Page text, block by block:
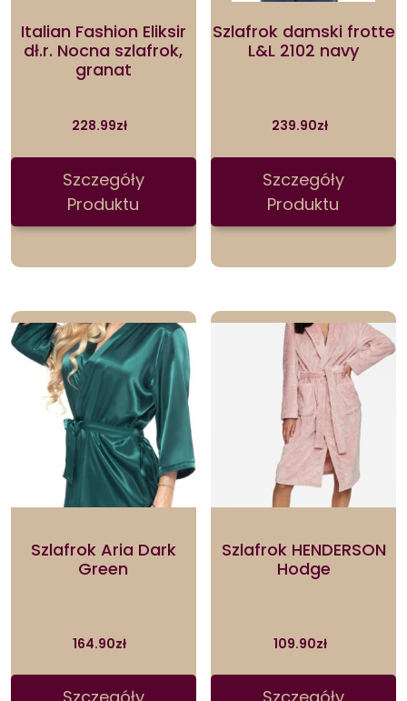
Italian Fashion Eliksir
dł.r. Nocna szlafrok,
granat
228.99zł
Szczegóły
Produktu
Szlafrok damski frotte
L&L 2102 navy
239.90zł
Szczegóły
Produktu
Szlafrok Aria Dark
Green
164.90zł
Szlafrok HENDERSON
Hodge
109.90zł